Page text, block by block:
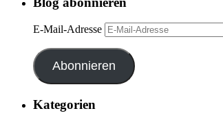
E-Mail-Adresse
Abonnieren
Kategorien